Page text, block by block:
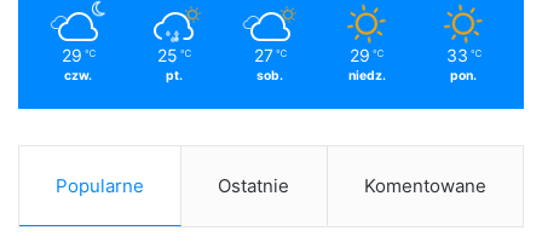
29 ℃
czw.
25 ℃
pt.
27 ℃
sob.
29 ℃
niedz.
33 ℃
pon.
Popularne Ostatnie Komentowane